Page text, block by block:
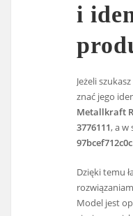
i
Jeżeli
znać jego
Metallkraft
3776111, a w
97bcef712c0c
Dzięki temu
Model jest